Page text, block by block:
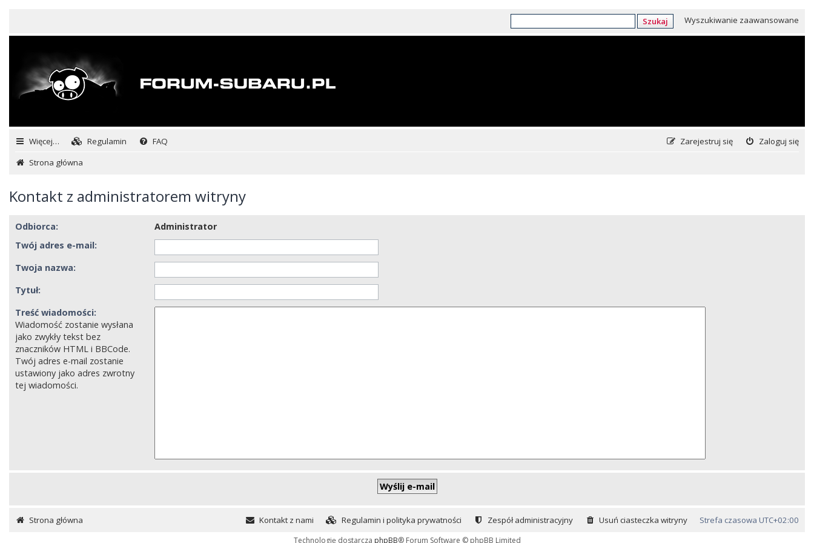
Szukaj Wyszukiwanie zaawansowane
Więcej… Regulamin FAQ Zaloguj się
Zarejestruj się
Strona główna
Kontakt z administratorem witryny
Odbiorca:
Administrator
Twój adres e-mail:
Twoja nazwa:
Tytuł:
Treść wiadomości:
Wiadomość zostanie wysłana
jako zwykły tekst bez
znaczników HTML i BBCode.
Twój adres e-mail zostanie
ustawiony jako adres zwrotny
tej wiadomości.
Strona główna Strefa czasowa UTC+02:00
Usuń ciasteczka witryny
Zespół administracyjny
Regulamin i polityka prywatności
Kontakt z nami
Technologię dostarcza phpBB® Forum Software © phpBB Limited